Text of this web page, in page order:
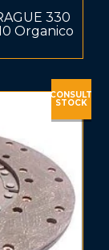
330
Organico
CONSULT
STOCK